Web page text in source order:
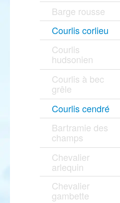
Barge rousse
Courlis corlieu
Courlis
hudsonien
Courlis à bec
grêle
Courlis cendré
Bartramie des
champs
Chevalier
arlequin
Chevalier
gambette